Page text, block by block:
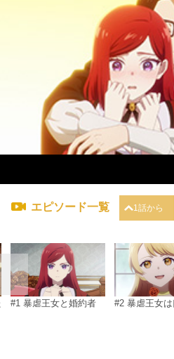
エピソード一覧 1話から
#1 暴虐王女と婚約者 #2 暴虐王女は